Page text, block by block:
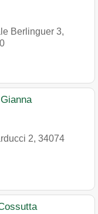
Berlinguer 3,
2, 34074